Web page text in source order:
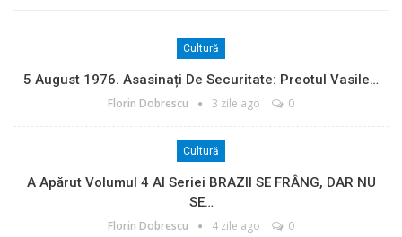
Cultură
5 August 1976. Asasinați De Securitate: Preotul Vasile…
Florin Dobrescu 3 zile ago 0
Cultură
A Apărut Volumul 4 Al Seriei BRAZII SE FRÂNG, DAR NU
SE…
Florin Dobrescu 4 zile ago 0